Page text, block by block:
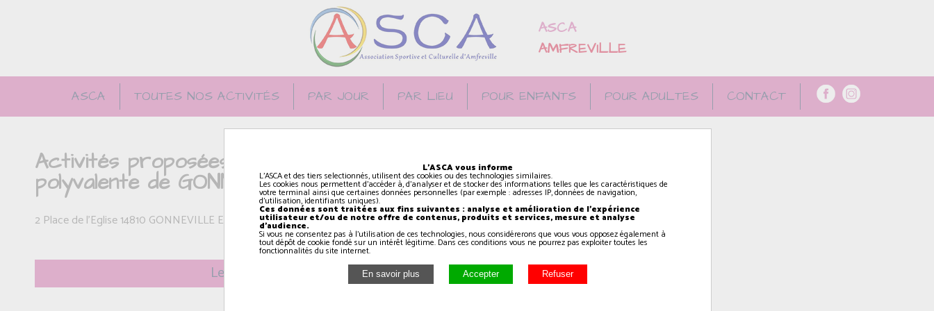
ASCA
AMFREVILLE
ASCA TOUTES NOS ACTIVITÉS PAR JOUR PAR LIEU POUR ENFANTS POUR ADULTES CONTACT
Activités proposées par l'ASCA à la salle
polyvalente de GONNEVILLE EN AUGE
2 Place de l'Eglise 14810 GONNEVILLE EN AUGE
Le mercredi
L'ASCA vous informe
L'ASCA et des tiers selectionnés, utilisent des cookies ou des technologies similaires.
Les cookies nous permettent d'accéder à, d'analyser et de stocker des informations telles que les caractéristiques de
votre terminal ainsi que certaines données personnelles (par exemple : adresses IP, données de navigation,
d'utilisation, identifiants uniques).
Ces données sont traitées aux fins suivantes : analyse et amélioration de l'expérience
utilisateur et/ou de notre offre de contenus, produits et services, mesure et analyse
d'audience.
Si vous ne consentez pas à l'utilisation de ces technologies, nous considérerons que vous vous opposez également à
tout dépôt de cookie fondé sur un intérêt légitime. Dans ces conditions vous ne pourrez pas exploiter toutes les
fonctionnalités du site internet.